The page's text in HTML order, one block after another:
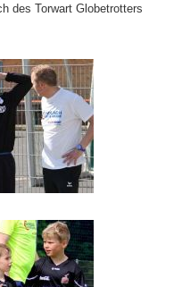
des Torwart Globetrotters